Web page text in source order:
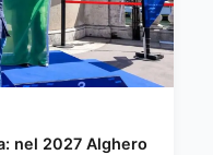
nel 2027 Alghero